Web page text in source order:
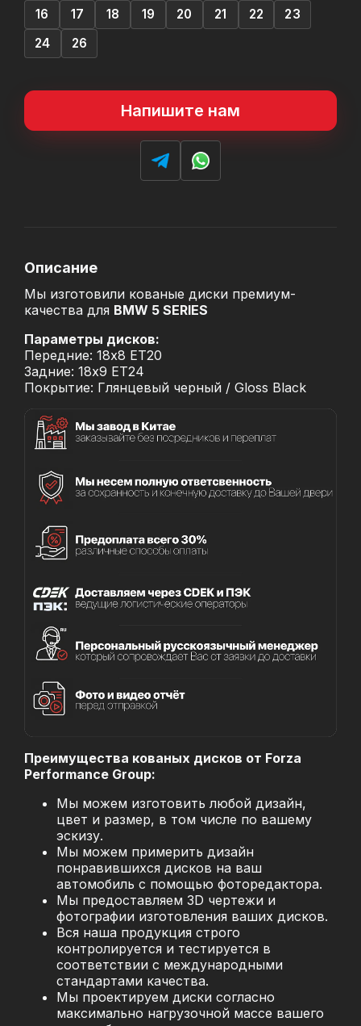
16 17 18 19 20 21 22
23
24
26
Напишите нам
Описание
Мы изготовили кованые диски премиум-
качества для BMW 5 SERIES
Параметры дисков:
Передние: 18x8 ET20
Задние: 18x9 ET24
Покрытие: Глянцевый черный / Gloss Black
Преимущества кованых дисков от Forza
Performance Group:
Мы можем изготовить любой дизайн,
цвет и размер, в том числе по вашему
эскизу.
Мы можем примерить дизайн
понравившихся дисков на ваш
автомобиль с помощью фоторедактора.
Мы предоставляем 3D чертежи и
фотографии изготовления ваших дисков.
Вся наша продукция строго
контролируется и тестируется в
соответствии с международными
стандартами качества.
Мы проектируем диски согласно
максимально нагрузочной массе вашего